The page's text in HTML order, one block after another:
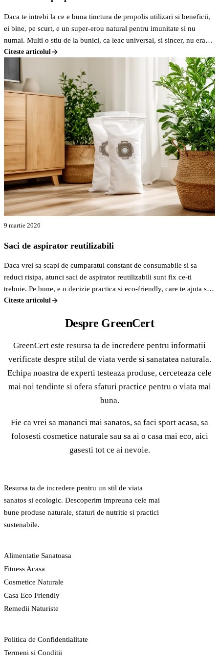
Daca te intrebi la ce e buna tinctura de propolis utilizari si beneficii,
ei bine, pe scurt, e un super-erou natural pentru imunitate si nu
numai. Multi o stiu de la bunici, ca leac universal, si sincer, nu erau
departe de adevar.
Citeste articolul
9 martie 2026
Saci de aspirator reutilizabili
Daca vrei sa scapi de cumparatul constant de consumabile si sa
reduci risipa, atunci saci de aspirator reutilizabili sunt fix ce-ti
trebuie. Pe bune, e o decizie practica si eco-friendly, care te ajuta sa
economisesti bani pe termen lung si sa contribui la un mediu mai
speli, si gata, sunt ca noi.
Citeste articolul
Despre GreenCert
GreenCert este resursa ta de incredere pentru informatii
verificate despre stilul de viata verde si sanatatea naturala.
Echipa noastra de experti testeaza produse, cerceteaza cele
mai noi tendinte si ofera sfaturi practice pentru o viata mai
buna.
Fie ca vrei sa mananci mai sanatos, sa faci sport acasa, sa
folosesti cosmetice naturale sau sa ai o casa mai eco, aici
gasesti tot ce ai nevoie.
Resursa ta de incredere pentru un stil de viata
sanatos si ecologic. Descoperim impreuna cele mai
bune produse naturale, sfaturi de nutritie si practici
sustenabile.
Alimentatie Sanatoasa
Fitness Acasa
Cosmetice Naturale
Casa Eco Friendly
Remedii Naturiste
Politica de Confidentialitate
Termeni si Conditii